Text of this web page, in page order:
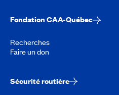
Fondation CAA-Québec
Recherches
Faire un don
Sécurité routière